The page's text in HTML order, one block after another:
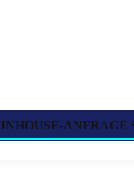
INHOUSE-ANFRAGE